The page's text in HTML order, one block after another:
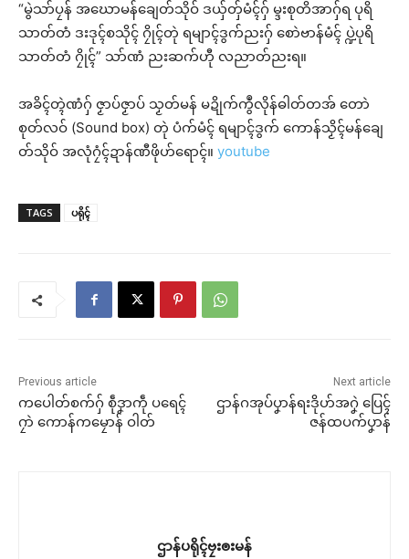
“မွဲသာ်ပၠန် အဃောမန်ချေတ်သိုဝ် ဒယှ်တှ်မံၚ်ဂှ် မ္ဒးစုတိအာဂှ်ရ ပုရိ
သာတ်တံ ဒးဒုၚ်စသိုၚ် ဂၠိုၚ်တုဲ ရမျာၚ်ဒွက်ညးဂှ် စောဲဗာန်မံၚ် ပ္ဍဲပုရိ
သာတ်တံ ဂၠိုၚ်” သာ်ဏံ ညးဆက်ဟီု လညာတ်ညးရ။
အခိၚ်တ္ၚဲဏံဂှ် ဇၟာပ်ဇၟာပ် သၟတ်မန် မဍိုက်ကွဳလိုန်ဓါတ်တအ် တောဲ
စုတ်လဝ် (Sound box) တုဲ ပံက်မံၚ် ရမျာၚ်ဒွက် ကောန်သၟိၚ်မန်ချေ
တ်သိုဝ် အလုံဂၠံၚ်ဍာန်ဏီဖိုဟ်ရောၚ်။ youtube
TAGS ပရိုၚ်
Previous article
ကပေါတ်စက်ဂှ် စဵုဒၞာကဵု ပရေၚ်
ဂၠာဲ ကောန်ကမၠောန် ဝါတ်
Next article
ဌာန်ဂအုပ်ပၞာန်ရးဒိုဟ်အဂၞဲ ပြေၚ်
ဇန်ထပက်ပၞာန်
ဌာန်ပရိုၚ်ဗၠးၜးမန်